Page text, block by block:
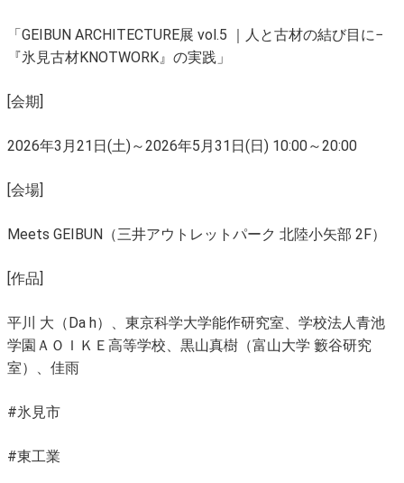
「GEIBUN ARCHITECTURE展 vol.5 ｜人と古材の結び目に−
『氷見古材KNOTWORK』の実践」
[会期]
2026年3月21日(土)～2026年5月31日(日) 10:00～20:00
[会場]
Meets GEIBUN（三井アウトレットパーク 北陸小矢部 2F）
[作品]
平川 大（Da h）、東京科学大学能作研究室、学校法人青池
学園ＡＯＩＫＥ高等学校、黒山真樹（富山大学 籔谷研究
室）、佳雨
#氷見市
#東工業